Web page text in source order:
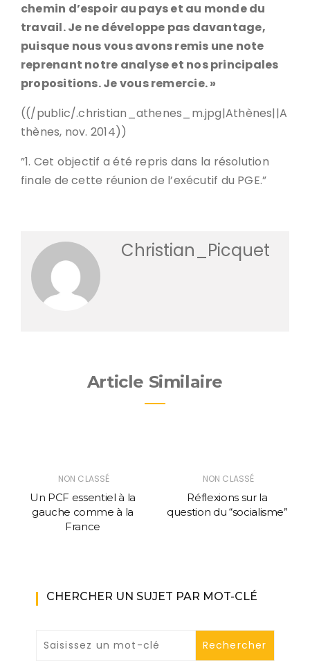
chemin d’espoir au pays et au monde du
travail. Je ne développe pas davantage,
puisque nous vous avons remis une note
reprenant notre analyse et nos principales
propositions. Je vous remercie. »
((/public/.christian_athenes_m.jpg|Athènes||A
thènes, nov. 2014))
”1. Cet objectif a été repris dans la résolution
finale de cette réunion de l’exécutif du PGE.”
Christian_Picquet
Article Similaire
NON CLASSÉ
Un PCF essentiel à la
gauche comme à la
France
NON CLASSÉ
Réflexions sur la
question du “socialisme”
CHERCHER UN SUJET PAR MOT-CLÉ